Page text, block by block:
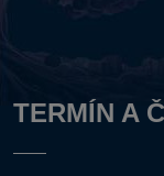
TERMÍN A